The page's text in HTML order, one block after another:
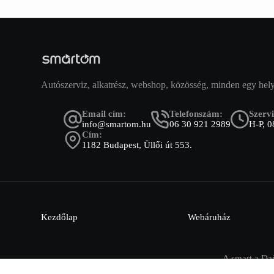
Autószerviz, alkatrész, webshop, közösség, minden egy
Email cím:
info@smartom.hu
Telefonszám:
06 30 921 2989
H-P,
Cím:
1182 Budapest, Üllői út 553.
Kezdőlap Webáruház
A smart a